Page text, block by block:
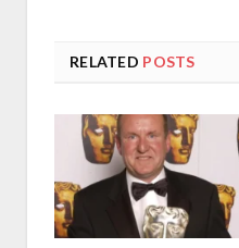
RELATED POSTS